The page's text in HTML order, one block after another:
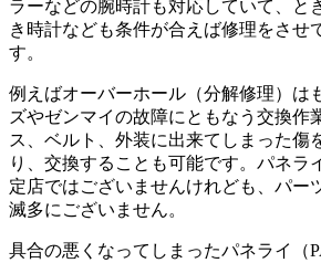
ラーなどの腕時計も対応していて、と
き時計なども条件が合えば修理をさせ
す。
例えばオーバーホール（分解修理）は
ズやゼンマイの故障にともなう交換作
ス、ベルト、外装に出来てしまった傷
り、交換することも可能です。パネラ
定店ではございませんけれども、パー
滅多にございません。
具合の悪くなってしまったパネライ（